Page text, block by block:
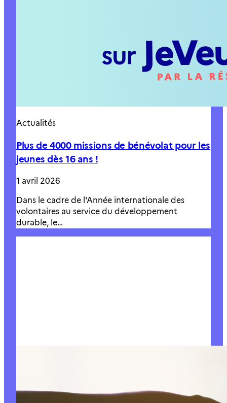
Actualités
Plus de 4000 missions de bénévolat pour les
jeunes dès 16 ans !
1 avril 2026
Dans le cadre de l'Année internationale des
volontaires au service du développement
durable, le…